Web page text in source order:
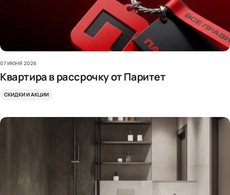
07 ИЮНЯ 2026
Квартира в рассрочку от Паритет
СКИДКИ И АКЦИИ